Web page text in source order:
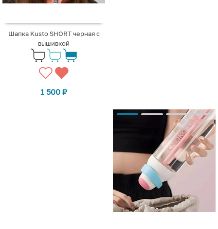
Шапка Kusto SHORT черная с
вышивкой
1 500 ₽